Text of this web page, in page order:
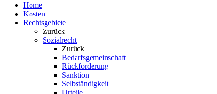
Home
Kosten
Rechtsgebiete
Zurück
Sozialrecht
Zurück
Bedarfsgemeinschaft
Rückforderung
Sanktion
Selbständigkeit
Urteile